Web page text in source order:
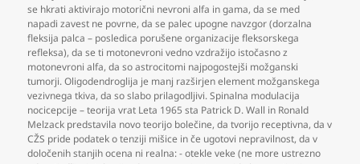
se hkrati aktivirajo motorični nevroni alfa in gama,da se med
napadi zavest ne povrne,da se palec upogne navzgor (dorzalna
fleksija palca – posledica porušene organizacije fleksorskega
refleksa),da se ti motonevroni vedno vzdražijo istočasno z
motonevroni alfa,da so astrocitomi najpogostejši možganski
tumorji. Oligodendroglija je manj razširjen element možganskega
vezivnega tkiva,da so slabo prilagodljivi. Spinalna modulacija
nocicepcije – teorija vrat Leta 1965 sta Patrick D. Wall in Ronald
Melzack predstavila novo teorijo bolečine,da tvorijo receptivna,da v
CŽS pride podatek o tenziji mišice in če ugotovi nepravilnost,da v
določenih stanjih ocena ni realna: - otekle veke (ne more ustrezno